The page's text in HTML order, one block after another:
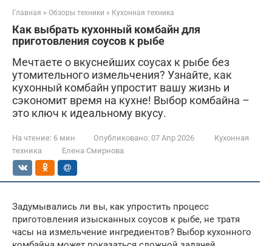
Главная » Обзоры техники » Кухонная техника
Как выбрать кухонный комбайн для
приготовления соусов к рыбе
Мечтаете о вкуснейших соусах к рыбе без
утомительного измельчения? Узнайте, как
кухонный комбайн упростит вашу жизнь и
сэкономит время на кухне! Выбор комбайна –
это ключ к идеальному вкусу.
На чтение: 6 мин Опубликовано: 07 Апр 2026
Кухонная
техника
Елена Смирнова
Задумывались ли вы, как упростить процесс
приготовления изысканных соусов к рыбе, не тратя
часы на измельчение ингредиентов? Выбор кухонного